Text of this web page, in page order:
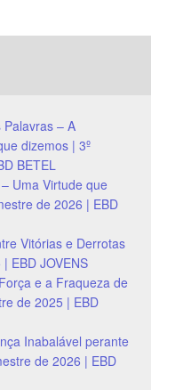
– A
dizemos | 3º
BETEL
Uma Virtude que
de 2026 | EBD
Vitórias e Derrotas
EBD JOVENS
e a Fraqueza de
de 2025 | EBD
Inabalável perante
de 2026 | EBD